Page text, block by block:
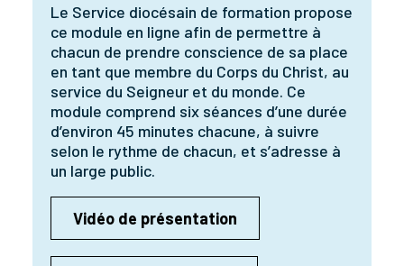
Le Service diocésain de formation propose
ce module en ligne afin de permettre à
chacun de prendre conscience de sa place
en tant que membre du Corps du Christ, au
service du Seigneur et du monde. Ce
module comprend six séances d’une durée
d’environ 45 minutes chacune, à suivre
selon le rythme de chacun, et s’adresse à
un large public.
Vidéo de présentation